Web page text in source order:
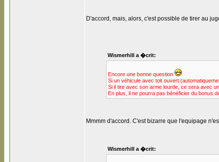
D'accord, mais, alors, c'est possible de tirer au
Wismerhill a �crit:
Encore une bonne question
Si un véhicule avec toit ouvert
Si il tire avec son arme lourde, ce sera avec
En plus, il ne pourra pas bénéficier du bonus
Mmmm d'accord. C'est bizarre que l'equipage
Wismerhill a �crit: